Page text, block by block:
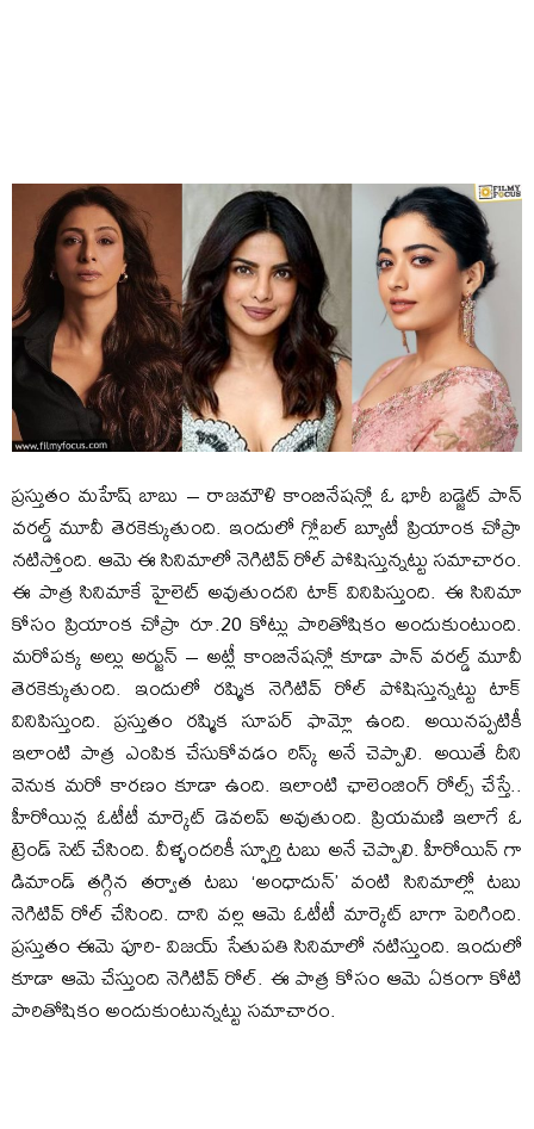
ప్రస్తుతం మహేష్ బాబు – రాజమౌళి కాంబినేషన్లో ఓ భారీ బడ్జెట్ పాన్
వరల్డ్ మూవీ తెరకెక్కుతుంది. ఇందులో గ్లోబల్ బ్యూటీ ప్రియాంక చోప్రా
నటిస్తోంది. ఆమె ఈ సినిమాలో నెగిటివ్ రోల్ పోషిస్తున్నట్టు సమాచారం.
ఈ పాత్ర సినిమాకే హైలెట్ అవుతుందని టాక్ వినిపిస్తుంది. ఈ సినిమా
కోసం ప్రియాంక చోప్రా రూ.20 కోట్లు పారితోషికం అందుకుంటుంది.
మరోపక్క అల్లు అర్జున్ – అట్లీ కాంబినేషన్లో కూడా పాన్ వరల్డ్ మూవీ
తెరకెక్కుతుంది. ఇందులో రష్మిక నెగిటివ్ రోల్ పోషిస్తున్నట్టు టాక్
వినిపిస్తుంది. ప్రస్తుతం రష్మిక సూపర్ ఫామ్లో ఉంది. అయినప్పటికీ
ఇలాంటి పాత్ర ఎంపిక చేసుకోవడం రిస్క్ అనే చెప్పాలి. అయితే దీని
వెనుక మరో కారణం కూడా ఉంది. ఇలాంటి ఛాలెంజింగ్ రోల్స్ చేస్తే..
హీరోయిన్ల ఓటీటీ మార్కెట్ డెవలప్ అవుతుంది. ప్రియమణి ఇలాగే ఓ
ట్రెండ్ సెట్ చేసింది. వీళ్ళందరికీ స్ఫూర్తి టబు అనే చెప్పాలి. హీరోయిన్ గా
డిమాండ్ తగ్గిన తర్వాత టబు ‘అంధాదున్’ వంటి సినిమాల్లో టబు
నెగిటివ్ రోల్ చేసింది. దాని వల్ల ఆమె ఓటీటీ మార్కెట్ బాగా పెరిగింది.
ప్రస్తుతం ఈమె పూరి- విజయ్ సేతుపతి సినిమాలో నటిస్తుంది. ఇందులో
కూడా ఆమె చేస్తుంది నెగిటివ్ రోల్. ఈ పాత్ర కోసం ఆమె ఏకంగా కోటి
పారితోషికం అందుకుంటున్నట్టు సమాచారం.